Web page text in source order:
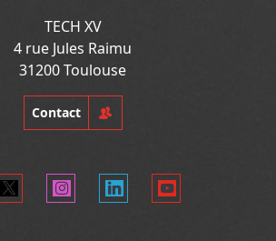
TECH XV
4 rue Jules Raimu
31200 Toulouse
Contact